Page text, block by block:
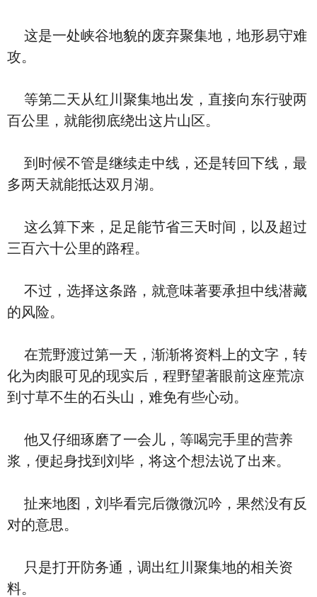
这是一处峡谷地貌的废弃聚集地，地形易守难
攻。
等第二天从红川聚集地出发，直接向东行驶两
百公里，就能彻底绕出这片山区。
到时候不管是继续走中线，还是转回下线，最
多两天就能抵达双月湖。
这么算下来，足足能节省三天时间，以及超过
三百六十公里的路程。
不过，选择这条路，就意味著要承担中线潜藏
的风险。
在荒野渡过第一天，渐渐将资料上的文字，转
化为肉眼可见的现实后，程野望著眼前这座荒凉
到寸草不生的石头山，难免有些心动。
他又仔细琢磨了一会儿，等喝完手里的营养
浆，便起身找到刘毕，将这个想法说了出来。
扯来地图，刘毕看完后微微沉吟，果然没有反
对的意思。
只是打开防务通，调出红川聚集地的相关资
料。